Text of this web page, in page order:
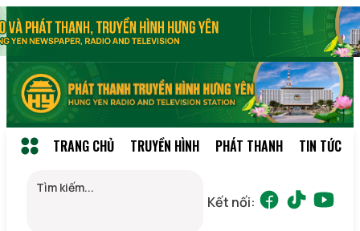
TRANG CHỦ TRUYỀN HÌNH PHÁT THANH TIN TỨC
Kết nối: